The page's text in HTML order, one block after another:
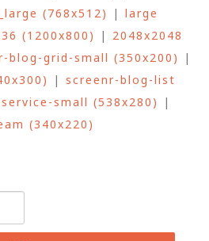
(768x512) |large
(1200x800) | 2048x2048
blog-grid-small (350x200)
|
|screenr-blog-list
small (538x280)
|
(340x220)